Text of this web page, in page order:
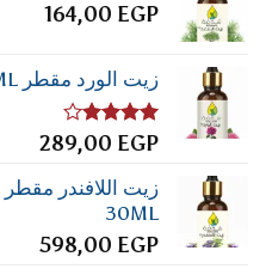
164,00 EGP
زيت الورد مقطر Distilled ROSE OIL 30ML
تم
من
5
289,00 EGP
30ML
598,00 EGP